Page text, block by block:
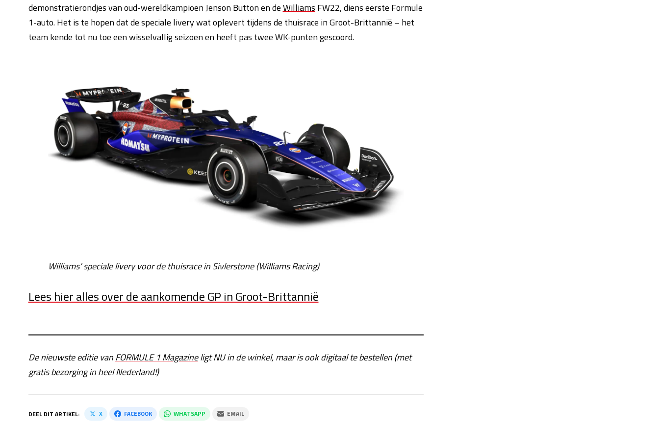
demonstratierondjes van oud-wereldkampioen Jenson Button en deWilliams FW22, diens eerste Formule
1-auto. Het is te hopen dat de speciale livery wat oplevert tijdens de thuisrace in Groot-Brittannië – het
team kende tot nu toe een wisselvallig seizoen en heeft pas twee WK-punten gescoord.
Williams’ speciale livery voor de thuisrace in Sivlerstone (Williams Racing)
Lees hier alles over de aankomende GP in Groot-Brittannië
De nieuwste editie vanFORMULE 1 Magazineligt NU in de winkel, maar is ook digitaal te bestellen (met
gratis bezorging in heel Nederland!)
DEEL DIT ARTIKEL: X FACEBOOK WHATSAPP EMAIL